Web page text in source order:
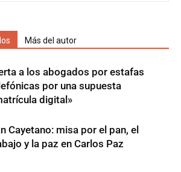
Más del autor
a los abogados por estafas
por una supuesta
digital»
Cayetano: misa por el pan, el
y la paz en Carlos Paz